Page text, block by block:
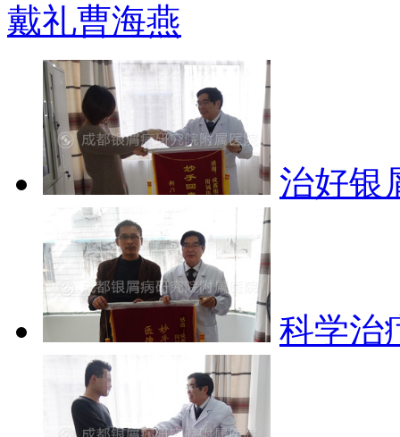
戴礼曹海燕
治好银
科学治